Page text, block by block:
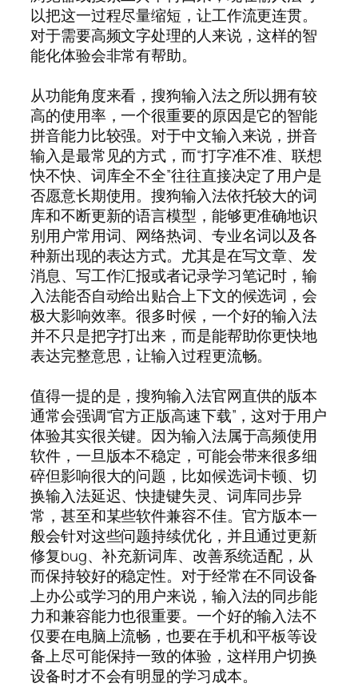
以把这一过程尽量缩短，让工作流更连贯。
对于需要高频文字处理的人来说，这样的智
能化体验会非常有帮助。
从功能角度来看，搜狗输入法之所以拥有较
高的使用率，一个很重要的原因是它的智能
拼音能力比较强。对于中文输入来说，拼音
输入是最常见的方式，而“打字准不准、联想
快不快、词库全不全”往往直接决定了用户是
否愿意长期使用。搜狗输入法依托较大的词
库和不断更新的语言模型，能够更准确地识
别用户常用词、网络热词、专业名词以及各
种新出现的表达方式。尤其是在写文章、发
消息、写工作汇报或者记录学习笔记时，输
入法能否自动给出贴合上下文的候选词，会
极大影响效率。很多时候，一个好的输入法
并不只是把字打出来，而是能帮助你更快地
表达完整意思，让输入过程更流畅。
值得一提的是，搜狗输入法官网直供的版本
通常会强调“官方正版高速下载”，这对于用户
体验其实很关键。因为输入法属于高频使用
软件，一旦版本不稳定，可能会带来很多细
碎但影响很大的问题，比如候选词卡顿、切
换输入法延迟、快捷键失灵、词库同步异
常，甚至和某些软件兼容不佳。官方版本一
般会针对这些问题持续优化，并且通过更新
修复bug、补充新词库、改善系统适配，从
而保持较好的稳定性。对于经常在不同设备
上办公或学习的用户来说，输入法的同步能
力和兼容能力也很重要。一个好的输入法不
仅要在电脑上流畅，也要在手机和平板等设
备上尽可能保持一致的体验，这样用户切换
设备时才不会有明显的学习成本。